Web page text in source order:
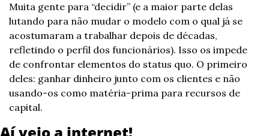
Muita gente para “decidir” (e a maior parte delas
lutando para não mudar o modelo com o qual já se
acostumaram a trabalhar depois de décadas,
refletindo o perfil dos funcionários). Isso os impede
de confrontar elementos do status quo. O primeiro
deles: ganhar dinheiro junto com os clientes e não
usando-os como matéria-prima para recursos de
capital.